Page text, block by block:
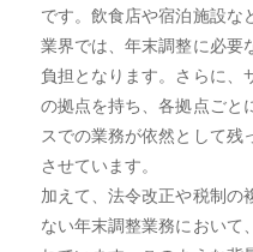
です。飲食店や宿泊施設な
業界では、年末調整に必要
負担となります。さらに、
の拠点を持ち、各拠点ごと
スでの業務が依然として残
させています。
加えて、法令改正や税制の
ない年末調整業務において